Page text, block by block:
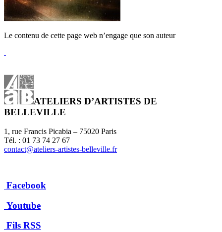
Le contenu de cette page web n’engage que son auteur
ATELIERS D’ARTISTES DE
BELLEVILLE
1, rue Francis Picabia – 75020 Paris
Tél. : 01 73 74 27 67
contact@ateliers-artistes-belleville.fr
Facebook
Youtube
Fils RSS